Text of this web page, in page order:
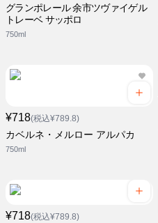
グランポレール 余市ツヴァイゲル
トレーベ サッポロ
750ml
¥718(税込¥789.8)
カベルネ・メルロー アルパカ
750ml
¥718(税込¥789.8)